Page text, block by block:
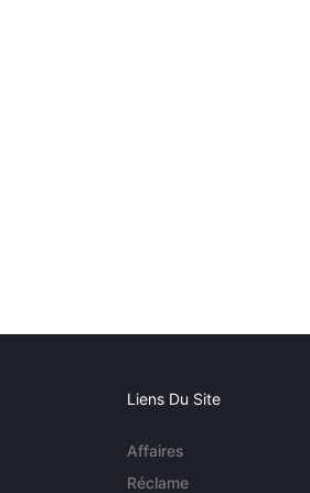
Liens Du Site
Affaires
Réclame